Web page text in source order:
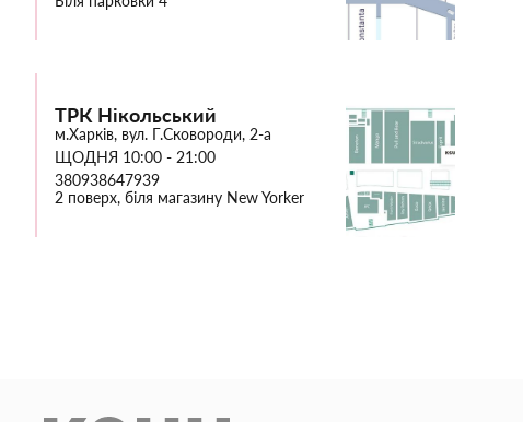
ТРК Нікольський
м.Харків, вул. Г.Сковороди, 2-а
ЩОДНЯ 10:00 - 21:00
380938647939
2 поверх, біля магазину New Yorker